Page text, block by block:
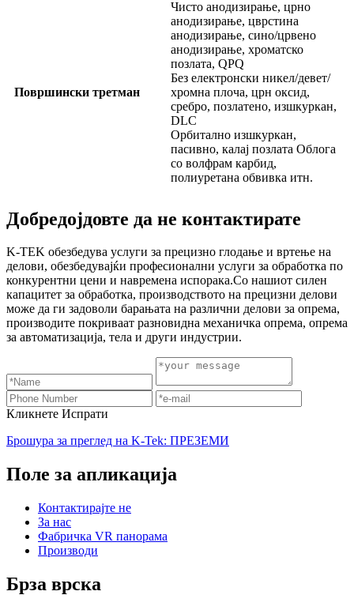
Површински третман
Чисто анодизирање, црно
анодизирање, цврстина
анодизирање, сино/црвено
анодизирање, хроматско
позлата, QPQ
Без електронски никел/девет/
хромна плоча, црн оксид,
сребро, позлатено, изшкуркан,
DLC
Орбитално изшкуркан,
пасивно, калај позлата Облога
со волфрам карбид,
полиуретана обвивка итн.
Добредојдовте да не контактирате
K-TEK обезбедува услуги за прецизно глодање и вртење на
делови, обезбедувајќи професионални услуги за обработка по
конкурентни цени и навремена испорака.Со нашиот силен
капацитет за обработка, производството на прецизни делови
може да ги задоволи барањата на различни делови за опрема,
производите покриваат разновидна механичка опрема, опрема
за автоматизација, тела и други индустрии.
Кликнете Испрати
Брошура за преглед на K-Tek: ПРЕЗЕМИ
Поле за апликација
Контактирајте не
За нас
Фабричка VR панорама
Производи
Брза врска